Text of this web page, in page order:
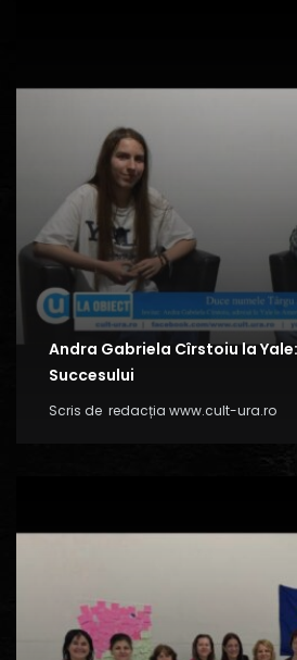
Andra Gabriela Cîrstoiu la
Succesului
Scris de redacția www.cult-ura.ro